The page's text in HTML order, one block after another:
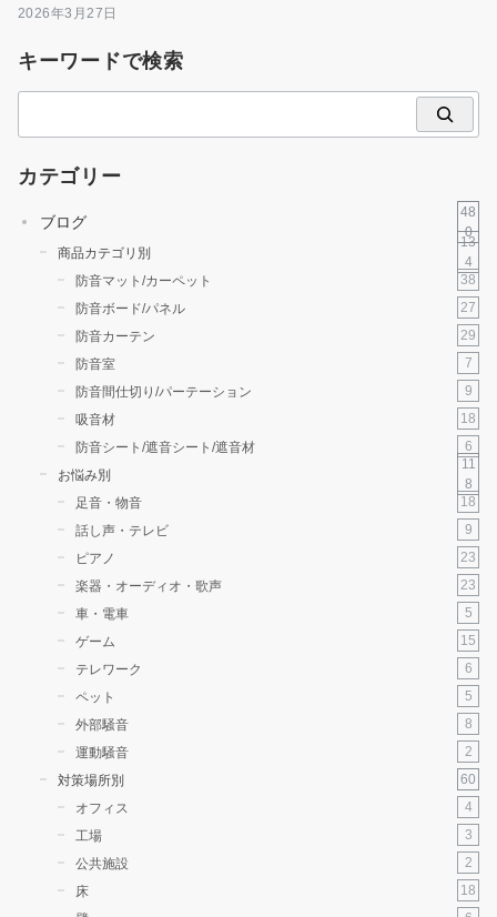
2026年3月27日
キーワードで検索
カテゴリー
ブログ
48
0
商品カテゴリ別
13
4
防音マット/カーペット
38
防音ボード/パネル
27
防音カーテン
29
防音室
7
防音間仕切り/パーテーション
9
吸音材
18
防音シート/遮音シート/遮音材
6
お悩み別
11
8
足音・物音
18
話し声・テレビ
9
ピアノ
23
楽器・オーディオ・歌声
23
車・電車
5
ゲーム
15
テレワーク
6
ペット
5
外部騒音
8
運動騒音
2
対策場所別
60
オフィス
4
工場
3
公共施設
2
床
18